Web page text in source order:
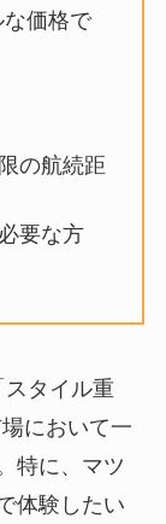
価格で
の航続距
要な方
タイル重
において一
特に、マツ
体験したい